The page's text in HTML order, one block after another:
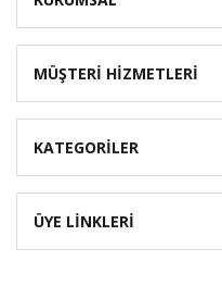
MÜŞTERİ HİZMETLERİ
KATEGORİLER
ÜYE LİNKLERİ